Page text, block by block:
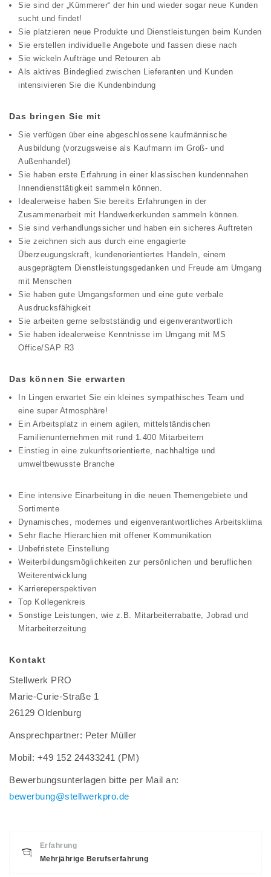
Sie sind der „Kümmerer“ der hin und wieder sogar neue Kunden
sucht und findet!
Sie platzieren neue Produkte und Dienstleistungen beim Kunden
Sie erstellen individuelle Angebote und fassen diese nach
Sie wickeln Aufträge und Retouren ab
Als aktives Bindeglied zwischen Lieferanten und Kunden
intensivieren Sie die Kundenbindung
Das bringen Sie mit
Sie verfügen über eine abgeschlossene kaufmännische
Ausbildung (vorzugsweise als Kaufmann im Groß- und
Außenhandel)
Sie haben erste Erfahrung in einer klassischen kundennahen
Innendiensttätigkeit sammeln können.
Idealerweise haben Sie bereits Erfahrungen in der
Zusammenarbeit mit Handwerkerkunden sammeln können.
Sie sind verhandlungssicher und haben ein sicheres Auftreten
Sie zeichnen sich aus durch eine engagierte
Überzeugungskraft, kundenorientiertes Handeln, einem
ausgeprägtem Dienstleistungsgedanken und Freude am Umgang
mit Menschen
Sie haben gute Umgangsformen und eine gute verbale
Ausdrucksfähigkeit
Sie arbeiten gerne selbstständig und eigenverantwortlich
Sie haben idealerweise Kenntnisse im Umgang mit MS
Office/SAP R3
Das können Sie erwarten
In Lingen erwartet Sie ein kleines sympathisches Team und
eine super Atmosphäre!
Ein Arbeitsplatz in einem agilen, mittelständischen
Familienunternehmen mit rund 1.400 Mitarbeitern
Einstieg in eine zukunftsorientierte, nachhaltige und
umweltbewusste Branche
Eine intensive Einarbeitung in die neuen Themengebiete und
Sortimente
Dynamisches, modernes und eigenverantwortliches Arbeitsklima
Sehr flache Hierarchien mit offener Kommunikation
Unbefristete Einstellung
Weiterbildungsmöglichkeiten zur persönlichen und beruflichen
Weiterentwicklung
Karriereperspektiven
Top Kollegenkreis
Sonstige Leistungen, wie z.B. Mitarbeiterrabatte, Jobrad und
Mitarbeiterzeitung
Kontakt
Stellwerk PRO
Marie-Curie-Straße 1
26129 Oldenburg
Ansprechpartner: Peter Müller
Mobil: +49 152 24433241 (PM)
Bewerbungsunterlagen bitte per Mail an:
bewerbung@stellwerkpro.de
Erfahrung
Mehrjährige Berufserfahrung